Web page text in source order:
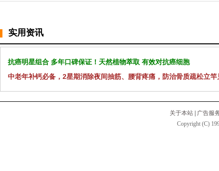
实用资讯
抗癌明星组合 多年口碑保证！天然植物萃取 有效对抗癌细胞
中老年补钙必备，2星期消除夜间抽筋、腰背疼痛，防治骨质疏松立竿
关于本站
广告服
Copyright (C)